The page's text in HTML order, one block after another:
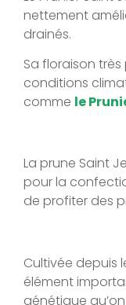
nettement
drainés.
Sa floraison
conditions
comme le
La prune Saint
pour la
de profiter des
Cultivée depuis
élément
génétique